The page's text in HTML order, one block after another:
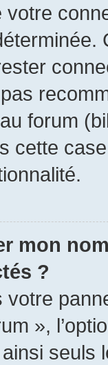
votre
forum
cette
mon
?
»,
ainsi seuls